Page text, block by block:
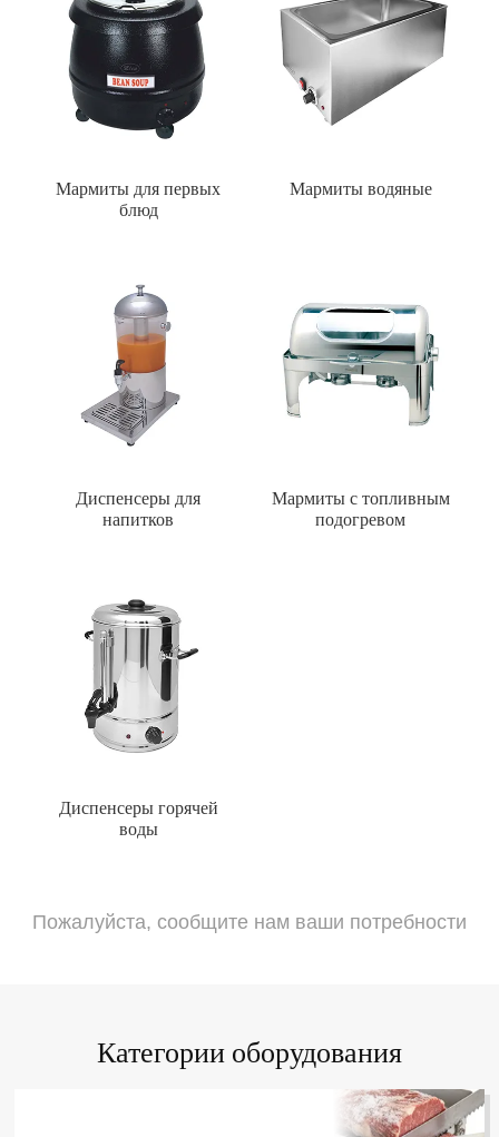
Мармиты для первых
блюд
Мармиты водяные
Диспенсеры для
напитков
Мармиты с топливным
подогревом
Диспенсеры горячей
воды
Пожалуйста, сообщите нам ваши потребности
Категории оборудования